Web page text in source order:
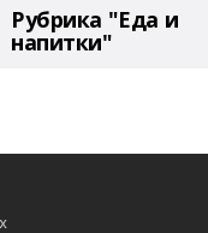
Рубрика "Еда и
напитки"